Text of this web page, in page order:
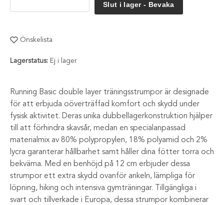
Slut i lager - Bevaka
Önskelista
Lagerstatus: Ej i lager
Running Basic double layer träningsstrumpor är designade
för att erbjuda oöverträffad komfort och skydd under
fysisk aktivitet. Deras unika dubbellagerkonstruktion hjälper
till att förhindra skavsår, medan en specialanpassad
materialmix av 80% polypropylen, 18% polyamid och 2%
lycra garanterar hållbarhet samt håller dina fötter torra och
bekväma. Med en benhöjd på 12 cm erbjuder dessa
strumpor ett extra skydd ovanför ankeln, lämpliga för
löpning, hiking och intensiva gymträningar. Tillgängliga i
svart och tillverkade i Europa, dessa strumpor kombinerar